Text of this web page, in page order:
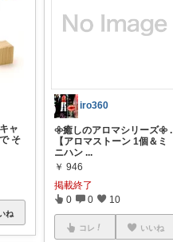
ャ
そ
ね
iro360
𖧷癒しのアロマシリーズ𖧷 .
【アロマストーン 1個＆ミ
ニハン ...
￥ 946
掲載終了
0 0 10
コレ いいね